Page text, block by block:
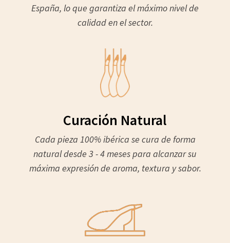
España, lo que garantiza el máximo nivel de
calidad en el sector.
Curación Natural
Cada pieza 100% ibérica se cura de forma
natural desde 3 - 4 meses para alcanzar su
máxima expresión de aroma, textura y sabor.